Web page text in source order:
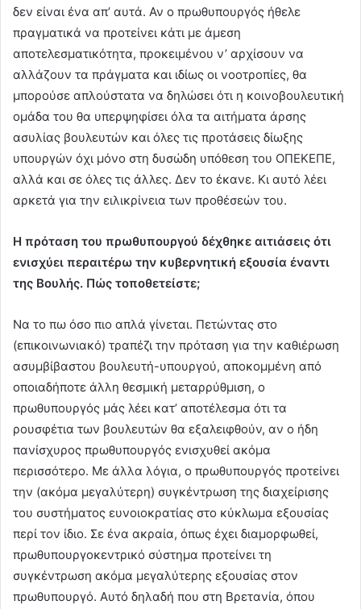
δεν είναι ένα απ’ αυτά. Αν ο πρωθυπουργός ήθελε
πραγματικά να προτείνει κάτι με άμεση
αποτελεσματικότητα, προκειμένου ν’ αρχίσουν να
αλλάζουν τα πράγματα και ιδίως οι νοοτροπίες, θα
μπορούσε απλούστατα να δηλώσει ότι η κοινοβουλευτική
ομάδα του θα υπερψηφίσει όλα τα αιτήματα άρσης
ασυλίας βουλευτών και όλες τις προτάσεις δίωξης
υπουργών όχι μόνο στη δυσώδη υπόθεση του ΟΠΕΚΕΠΕ,
αλλά και σε όλες τις άλλες. Δεν το έκανε. Κι αυτό λέει
αρκετά για την ειλικρίνεια των προθέσεών του.
Η πρόταση του πρωθυπουργού δέχθηκε αιτιάσεις ότι
ενισχύει περαιτέρω την κυβερνητική εξουσία έναντι
της Βουλής. Πώς τοποθετείστε;
Να το πω όσο πιο απλά γίνεται. Πετώντας στο
(επικοινωνιακό) τραπέζι την πρόταση για την καθιέρωση
ασυμβίβαστου βουλευτή-υπουργού, αποκομμένη από
οποιαδήποτε άλλη θεσμική μεταρρύθμιση, ο
πρωθυπουργός μάς λέει κατ’ αποτέλεσμα ότι τα
ρουσφέτια των βουλευτών θα εξαλειφθούν, αν ο ήδη
πανίσχυρος πρωθυπουργός ενισχυθεί ακόμα
περισσότερο. Με άλλα λόγια, ο πρωθυπουργός προτείνει
την (ακόμα μεγαλύτερη) συγκέντρωση της διαχείρισης
του συστήματος ευνοιοκρατίας στο κύκλωμα εξουσίας
περί τον ίδιο. Σε ένα ακραία, όπως έχει διαμορφωθεί,
πρωθυπουργοκεντρικό σύστημα προτείνει τη
συγκέντρωση ακόμα μεγαλύτερης εξουσίας στον
πρωθυπουργό. Αυτό δηλαδή που στη Βρετανία, όπου